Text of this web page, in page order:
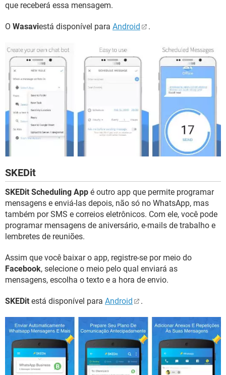
que receberá essa mensagem.
O Wasaviestá disponível para Android .
SKEDit
SKEDit Scheduling App é outro app que permite programar
mensagens e enviá-las depois, não só no WhatsApp, mas
também por SMS e correios eletrônicos. Com ele, você pode
programar mensagens de aniversário, e-mails de trabalho e
lembretes de reuniões.
Assim que você baixar o app, registre-se por meio do
Facebook, selecione o meio pelo qual enviará as
mensagens, escolha o texto e a hora de envio.
SKEDit está disponível para Android .